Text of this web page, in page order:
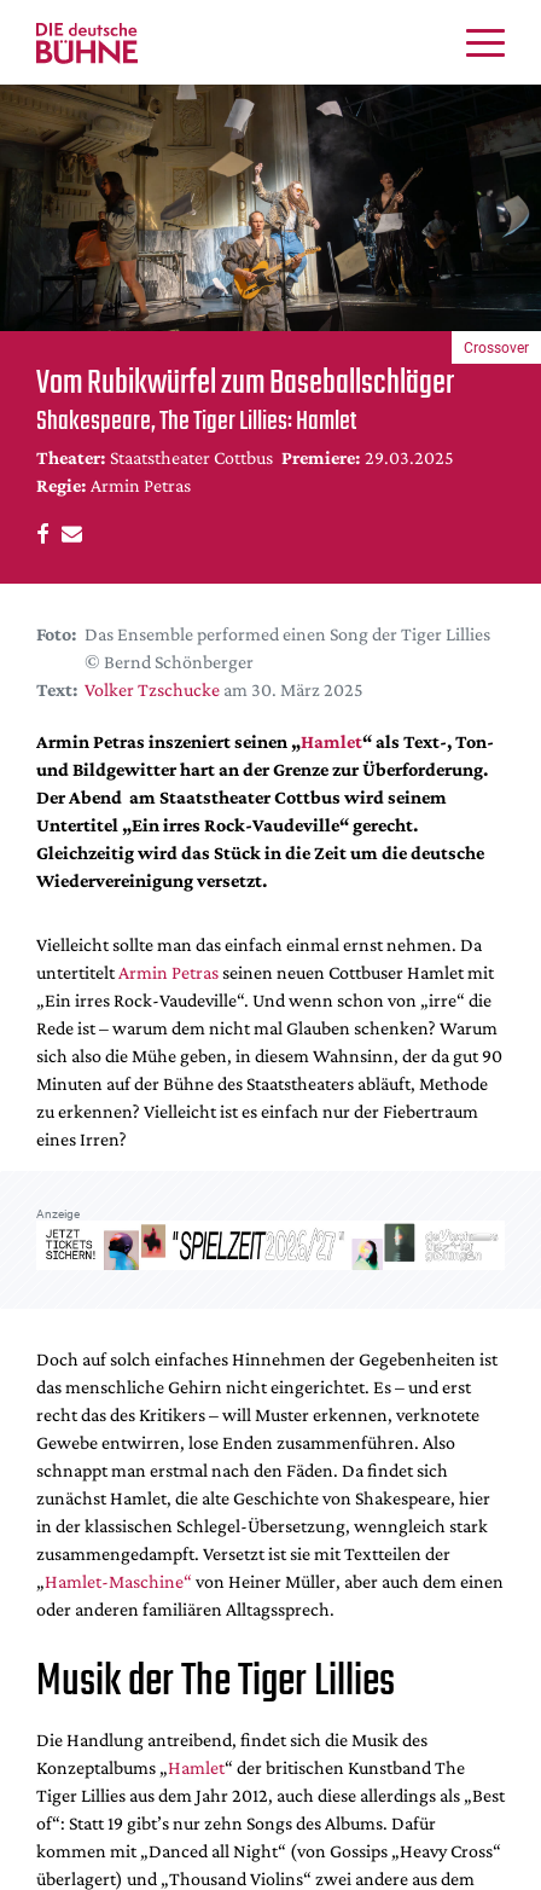
Kritiken
Schauspiel
Musiktheater
Tanz
Crossover
Bühnenwelt
Festivals & Veranstaltungen
Menschen & Theater
Themen
Internationales
Nachrufe
DdB-map
Premierensuche
Festival-Planer
Alle Hefte
Leseproben
Podcast
Service
Newsletter
Redaktion
Autor:innen
Partner
Mediadaten
Suche
Vom Rubikwürfel zum Baseballschläger
Shakespeare, The Tiger Lillies: Hamlet
Theater: Staatstheater Cottbus Premiere: 29.03.2025
Regie: Armin Petras
Crossover
Foto: Das Ensemble performed einen Song der Tiger Lillies
© Bernd Schönberger
Text: Volker Tzschucke am 30. März 2025
Armin Petras inszeniert seinen „Hamlet“ als Text-, Ton-
und Bildgewitter hart an der Grenze zur Überforderung.
Der Abend am Staatstheater Cottbus wird seinem
Untertitel „Ein irres Rock-Vaudeville“ gerecht.
Gleichzeitig wird das Stück in die Zeit um die deutsche
Wiedervereinigung versetzt.
Vielleicht sollte man das einfach einmal ernst nehmen. Da
untertitelt Armin Petrasseinen neuen Cottbuser Hamlet mit
„Ein irres Rock-Vaudeville“. Und wenn schon von „irre“ die
Rede ist – warum dem nicht mal Glauben schenken? Warum
sich also die Mühe geben, in diesem Wahnsinn, der da gut 90
Minuten auf der Bühne des Staatstheaters abläuft, Methode
zu erkennen? Vielleicht ist es einfach nur der Fiebertraum
eines Irren?
Anzeige
Doch auf solch einfaches Hinnehmen der Gegebenheiten ist
das menschliche Gehirn nicht eingerichtet. Es – und erst
recht das des Kritikers – will Muster erkennen, verknotete
Gewebe entwirren, lose Enden zusammenführen. Also
schnappt man erstmal nach den Fäden. Da findet sich
zunächst Hamlet, die alte Geschichte von Shakespeare, hier
in der klassischen Schlegel-Übersetzung, wenngleich stark
zusammengedampft. Versetzt ist sie mit Textteilen der
„Hamlet-Maschine“ von Heiner Müller, aber auch dem einen
oder anderen familiären Alltagssprech.
Musik der The Tiger Lillies
Die Handlung antreibend, findet sich die Musik des
Konzeptalbums „Hamlet“ der britischen Kunstband The
Tiger Lillies aus dem Jahr 2012, auch diese allerdings als „Best
of“: Statt 19 gibt’s nur zehn Songs des Albums. Dafür
kommen mit „Danced all Night“ (von Gossips „Heavy Cross“
überlagert) und „Thousand Violins“ zwei andere aus dem